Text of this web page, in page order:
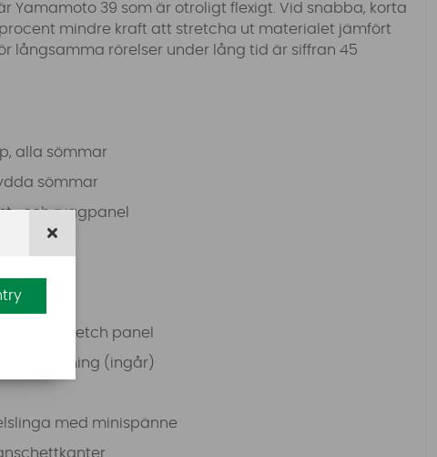
Yamamoto 39 som är otroligt flexigt. Vid snabba, korta
mindre kraft att stretcha ut materialet jämfört
långsamma rörelser under lång tid är siffran 45
alla sömmar
sömmar
och ryggpanel
4-vägs stretch panel
(ingår)
med minispänne